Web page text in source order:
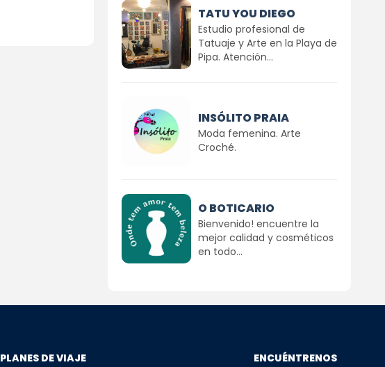
TATU YOU DIEGO
Estudio profesional de
Tatuaje y Arte en la Playa de
Pipa. Atención...
INSÓLITO PRAIA
Moda femenina. Arte
Croché.
O BOTICARIO
Bienvenido! encuentre la
mejor calidad y cosméticos
en todo...
PLANES DE VIAJE ENCUÉNTRENOS